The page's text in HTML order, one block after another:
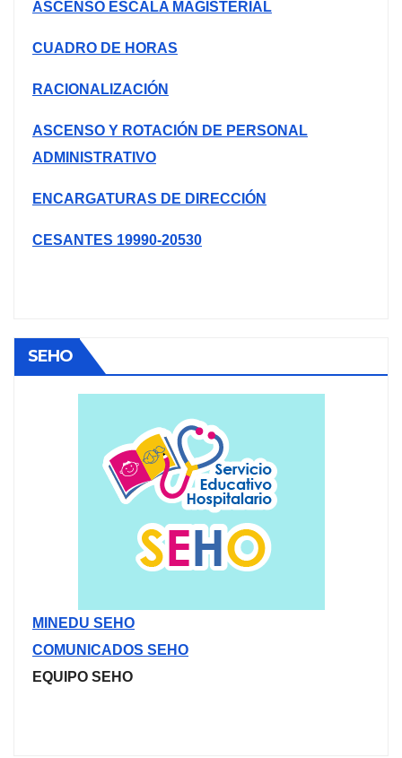
ASCENSO ESCALA MAGISTERIAL
CUADRO DE HORAS
RACIONALIZACIÓN
ASCENSO Y ROTACIÓN DE PERSONAL
ADMINISTRATIVO
ENCARGATURAS DE DIRECCIÓN
CESANTES 19990-20530
SEHO
MINEDU SEHO
COMUNICADOS SEHO
EQUIPO SEHO